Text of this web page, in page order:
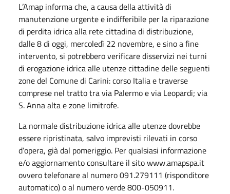
L’Amap informa che, a causa della attività di
manutenzione urgente e indifferibile per la riparazione
di perdita idrica alla rete cittadina di distribuzione,
dalle 8 di oggi, mercoledì 22 novembre, e sino a fine
intervento, si potrebbero verificare disservizi nei turni
di erogazione idrica alle utenze cittadine delle seguenti
zone del Comune di Carini: corso Italia e traverse
comprese nel tratto tra via Palermo e via Leopardi; via
S. Anna alta e zone limitrofe.
La normale distribuzione idrica alle utenze dovrebbe
essere ripristinata, salvo imprevisti rilevati in corso
d’opera, già dal pomeriggio. Per qualsiasi informazione
e/o aggiornamento consultare il sito www.amapspa.it
ovvero telefonare al numero 091.279111 (risponditore
automatico) o al numero verde 800-050911.